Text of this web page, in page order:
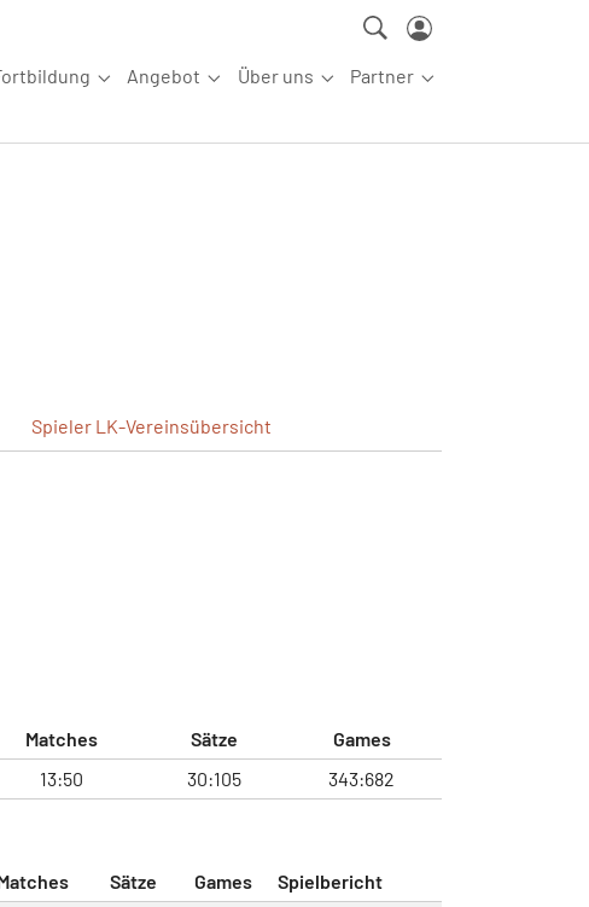
"Wettkampfsport"
Submenu for "Aus-/Fortbildung"
Angebot
Submenu for "Angebot"
Über uns
Submenu for "Über uns"
Partner
Submenu for
Spieler LK-Vereinsübersicht
Matches Sätze
Games
13:50 30:105 343:682
Sätze Games
Spielbericht